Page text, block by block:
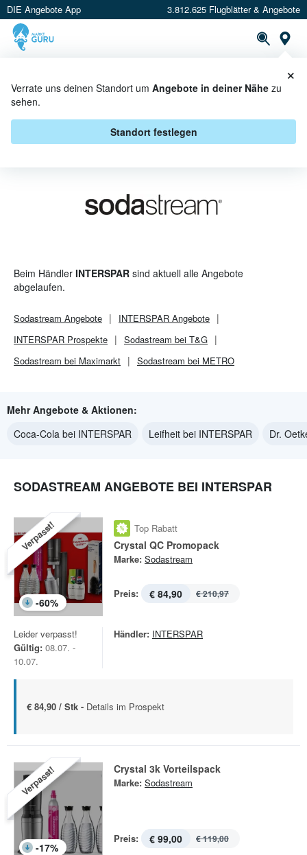
DIE Angebote App 3.812.625 Flugblätter & Angebote
Verrate uns deinen Standort um Angebote in deiner Nähe zu
sehen.
Standort festlegen
×
SODASTREAM BEI INTERSPAR -
ANGEBOTE & AKTIONEN
Beim Händler INTERSPAR sind aktuell alle Angebote
abgelaufen.
Sodastream Angebote INTERSPAR Angebote
INTERSPAR Prospekte
Sodastream bei T&G
Sodastream bei Maximarkt
Sodastream bei METRO
Mehr Angebote & Aktionen:
Coca-Cola bei INTERSPAR
Leifheit bei INTERSPAR Dr.
SODASTREAM ANGEBOTE BEI INTERSPAR
Verpasst!
-60%
Top Rabatt
Crystal QC Promopack
Marke: Sodastream
Preis: € 84,90 € 210,97
Leider verpasst!
Gültig: 08.07. -
10.07.
Händler: INTERSPAR
€ 84,90 / Stk - Details im Prospekt
Verpasst!
-17%
Crystal 3k Vorteilspack
Marke: Sodastream
Preis: € 99,00 € 119,00